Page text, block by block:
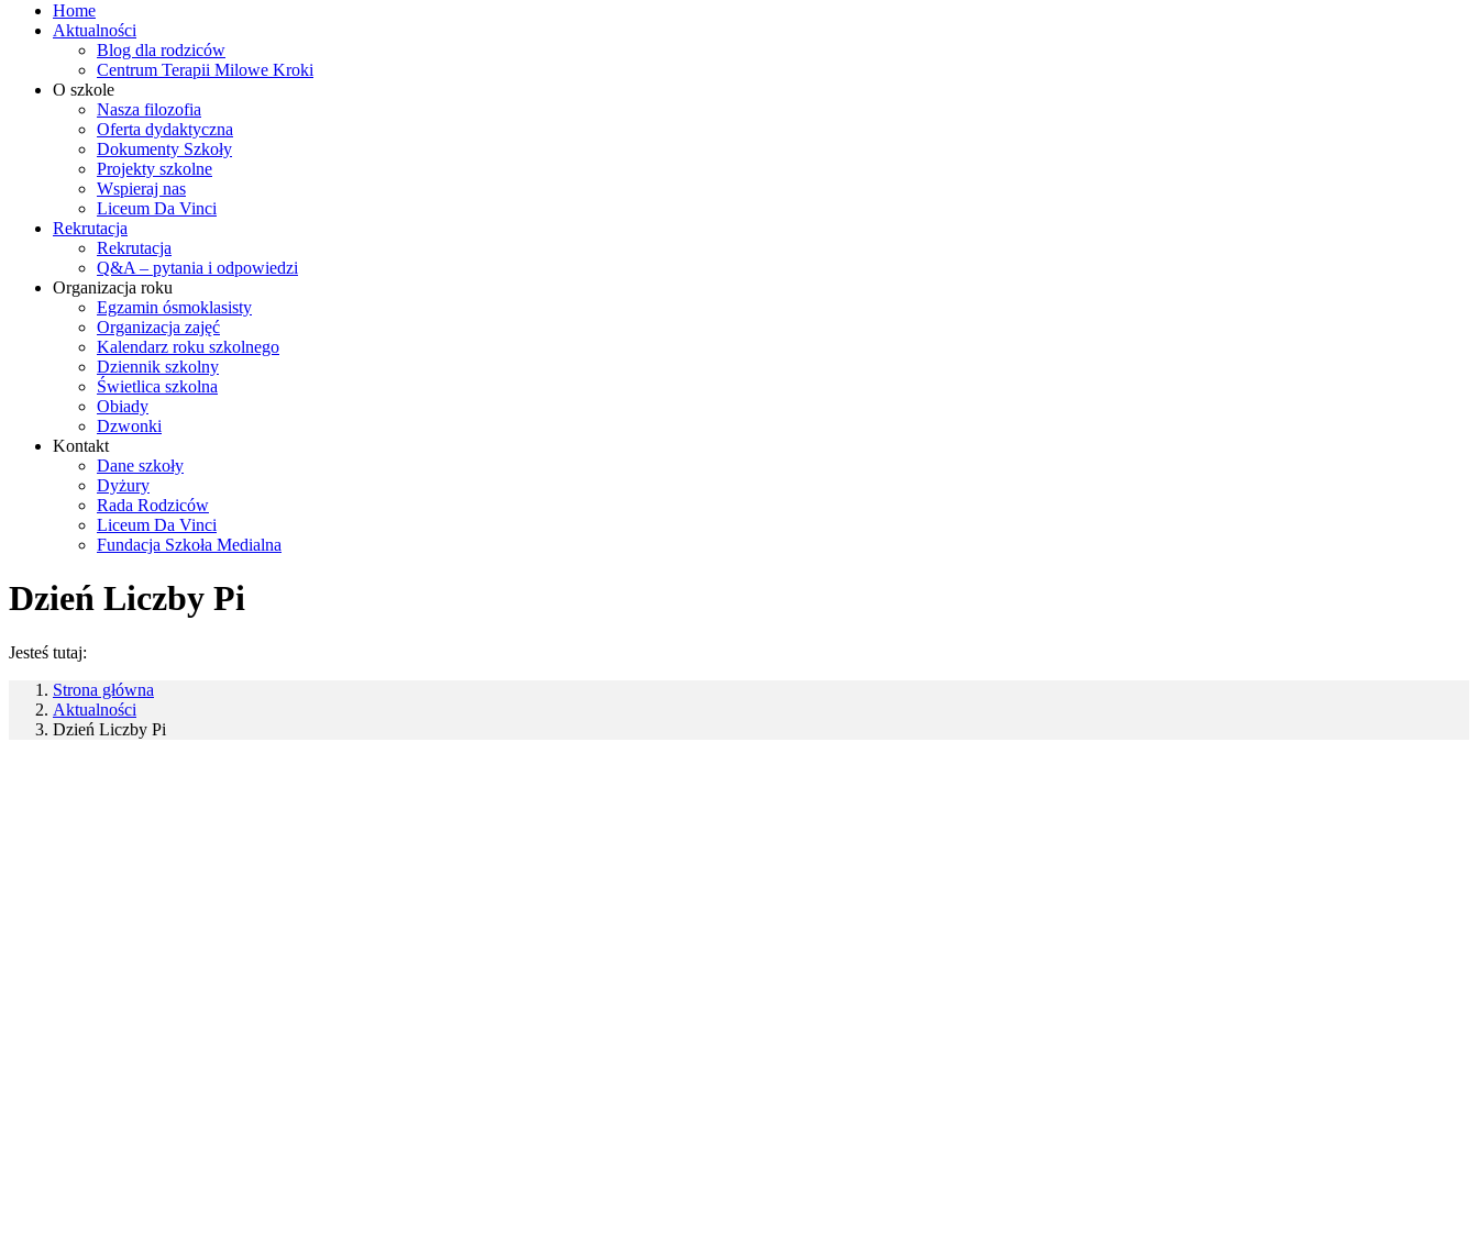
Home
Aktualności
Blog dla rodziców
Centrum Terapii Milowe Kroki
O szkole
Nasza filozofia
Oferta dydaktyczna
Dokumenty Szkoły
Projekty szkolne
Wspieraj nas
Liceum Da Vinci
Rekrutacja
Rekrutacja
Q&A – pytania i odpowiedzi
Organizacja roku
Egzamin ósmoklasisty
Organizacja zajęć
Kalendarz roku szkolnego
Dziennik szkolny
Świetlica szkolna
Obiady
Dzwonki
Kontakt
Dane szkoły
Dyżury
Rada Rodziców
Liceum Da Vinci
Fundacja Szkoła Medialna
Dzień Liczby Pi
Jesteś tutaj:
Strona główna
Aktualności
Dzień Liczby Pi